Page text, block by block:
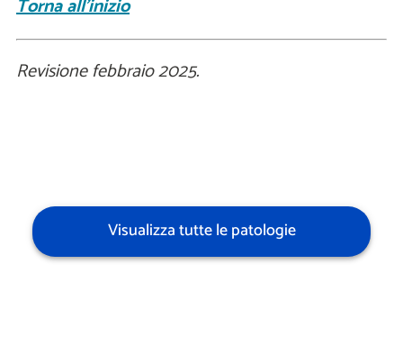
Torna all'inizio
Revisione febbraio 2025.
Visualizza tutte le patologie